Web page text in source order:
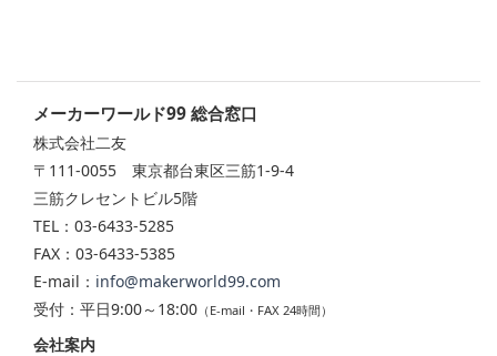
メーカーワールド99 総合窓口
株式会社二友
〒111-0055 東京都台東区三筋1-9-4
三筋クレセントビル5階
TEL：03-6433-5285
FAX：03-6433-5385
E-mail： info@makerworld99.com
受付：平日9:00～18:00 （E-mail・FAX 24時間）
会社案内